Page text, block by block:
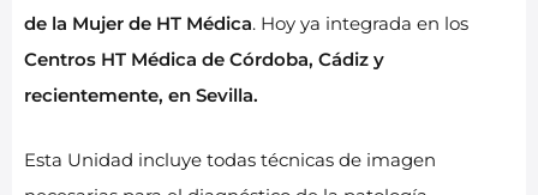
de la Mujer de HT Médica. Hoy ya integrada en los
Centros HT Médica de Córdoba, Cádiz y
recientemente, en Sevilla.
Esta Unidad incluye todas técnicas de imagen